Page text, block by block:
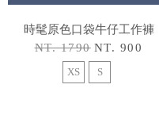
時髦原色口袋牛仔工作褲
NT. 1790 NT. 900
XS S